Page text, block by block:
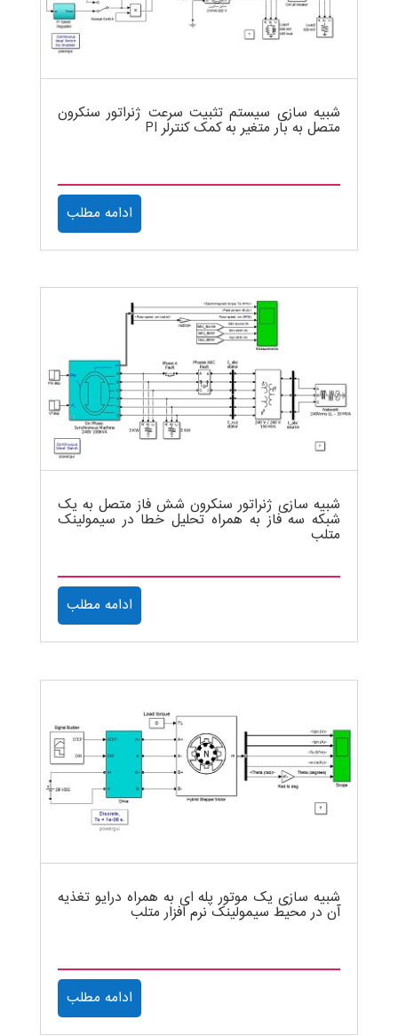
شبیه سازی سیستم تثبیت سرعت ژنراتور سنکرون
متصل به بار متغیر به کمک کنترلر PI
ادامه مطلب
شبیه سازی ژنراتور سنکرون شش فاز متصل به یک
شبکه سه فاز به همراه تحلیل خطا در سیمولینک
متلب
ادامه مطلب
شبیه سازی یک موتور پله ای به همراه درایو تغذیه
آن در محیط سیمولینک نرم افزار متلب
ادامه مطلب